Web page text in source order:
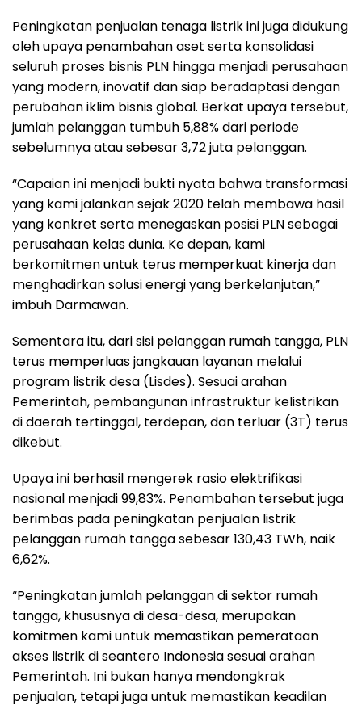
Peningkatan penjualan tenaga listrik ini juga didukung
oleh upaya penambahan aset serta konsolidasi
seluruh proses bisnis PLN hingga menjadi perusahaan
yang modern, inovatif dan siap beradaptasi dengan
perubahan iklim bisnis global. Berkat upaya tersebut,
jumlah pelanggan tumbuh 5,88% dari periode
sebelumnya atau sebesar 3,72 juta pelanggan.
“Capaian ini menjadi bukti nyata bahwa transformasi
yang kami jalankan sejak 2020 telah membawa hasil
yang konkret serta menegaskan posisi PLN sebagai
perusahaan kelas dunia. Ke depan, kami
berkomitmen untuk terus memperkuat kinerja dan
menghadirkan solusi energi yang berkelanjutan,”
imbuh Darmawan.
Sementara itu, dari sisi pelanggan rumah tangga, PLN
terus memperluas jangkauan layanan melalui
program listrik desa (Lisdes). Sesuai arahan
Pemerintah, pembangunan infrastruktur kelistrikan
di daerah tertinggal, terdepan, dan terluar (3T) terus
dikebut.
Upaya ini berhasil mengerek rasio elektrifikasi
nasional menjadi 99,83%. Penambahan tersebut juga
berimbas pada peningkatan penjualan listrik
pelanggan rumah tangga sebesar 130,43 TWh, naik
6,62%.
“Peningkatan jumlah pelanggan di sektor rumah
tangga, khususnya di desa-desa, merupakan
komitmen kami untuk memastikan pemerataan
akses listrik di seantero Indonesia sesuai arahan
Pemerintah. Ini bukan hanya mendongkrak
penjualan, tetapi juga untuk memastikan keadilan